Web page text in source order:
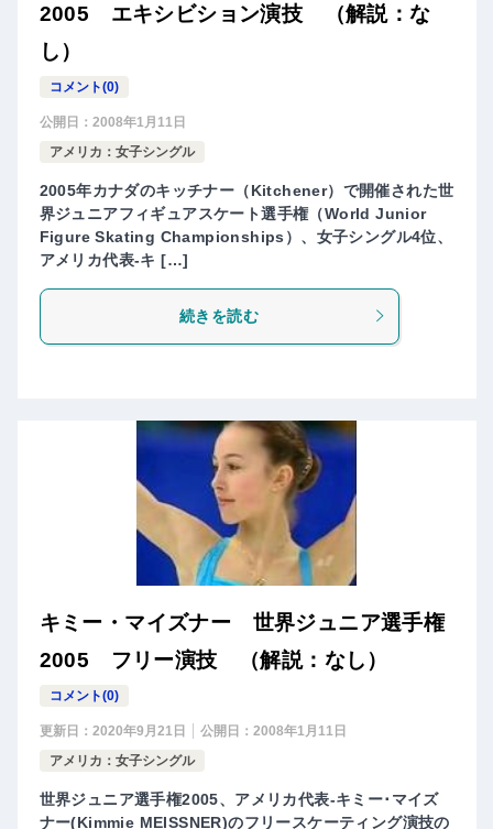
2005 エキシビション演技 （解説：な
し）
コメント(0)
公開日： 2008年1月11日
アメリカ：女子シングル
2005年カナダのキッチナー（Kitchener）で開催された世
界ジュニアフィギュアスケート選手権（World Junior
Figure Skating Championships）、女子シングル4位、
アメリカ代表-キ […]
続きを読む
キミー・マイズナー 世界ジュニア選手権
2005 フリー演技 （解説：なし）
コメント(0)
更新日： 2020年9月21日 公開日： 2008年1月11日
アメリカ：女子シングル
世界ジュニア選手権2005、アメリカ代表-キミー･マイズ
ナー(Kimmie MEISSNER)のフリースケーティング演技の